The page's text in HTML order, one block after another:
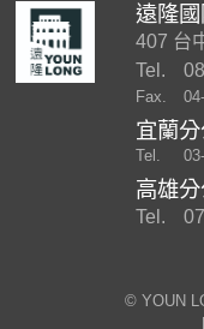
遠隆
407 台
Tel.
Fax.
宜蘭分
Tel.
高雄分
Tel.
©︎ YOUN